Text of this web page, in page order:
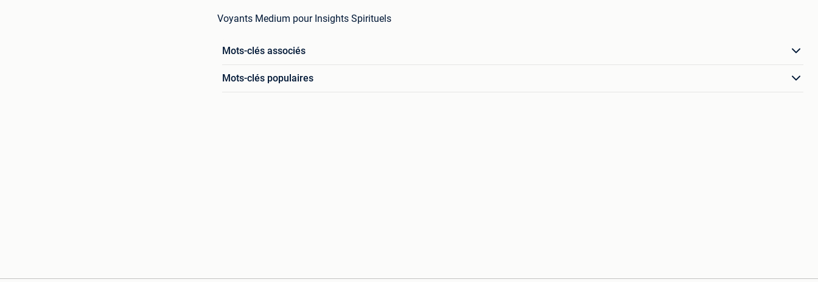
Voyants Medium pour Insights Spirituels
Mots-clés associés
Mots-clés populaires